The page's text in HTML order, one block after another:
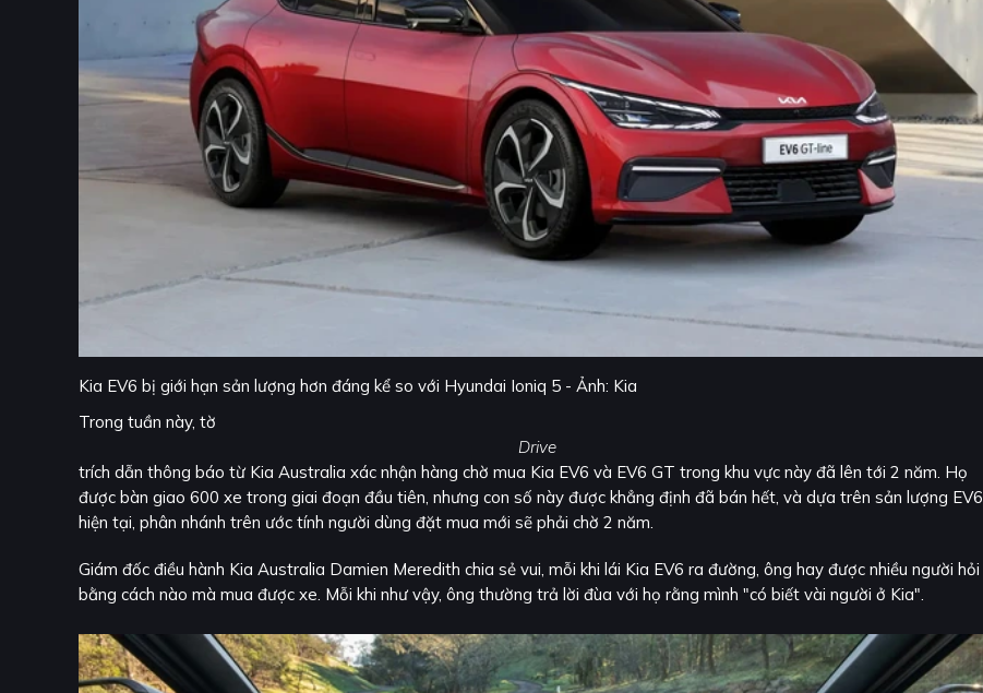
Kia EV6 bị giới hạn sản lượng hơn đáng kể so với Hyundai Ioniq 5 - Ảnh: Kia
Trong tuần này, tờ
Drive
trích dẫn thông báo từ Kia Australia xác nhận hàng chờ mua Kia EV6 và EV6 GT trong khu vực này đã lên tới 2 năm. Họ
được bàn giao 600 xe trong giai đoạn đầu tiên, nhưng con số này được khẳng định đã bán hết, và dựa trên sản lượng EV6
hiện tại, phân nhánh trên ước tính người dùng đặt mua mới sẽ phải chờ 2 năm.
Giám đốc điều hành Kia Australia Damien Meredith chia sẻ vui, mỗi khi lái Kia EV6 ra đường, ông hay được nhiều người hỏi
bằng cách nào mà mua được xe. Mỗi khi như vậy, ông thường trả lời đùa với họ rằng mình "có biết vài người ở Kia".